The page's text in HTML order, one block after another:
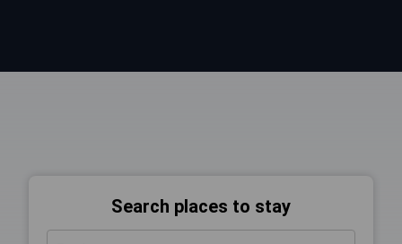
Search places to stay